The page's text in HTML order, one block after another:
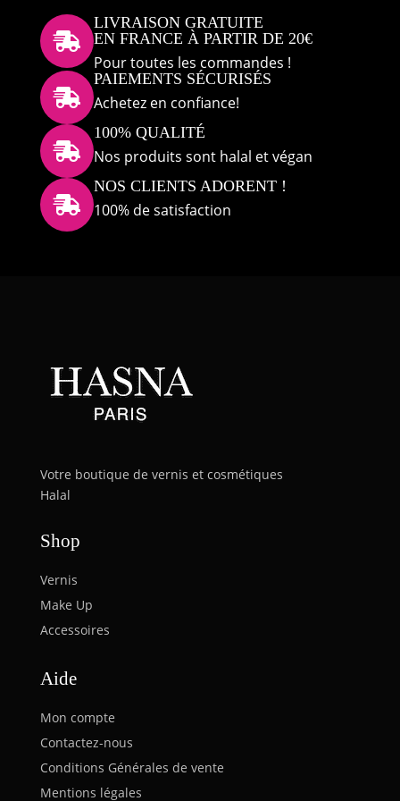

LIVRAISON GRATUITE
EN FRANCE À PARTIR DE 20€
Pour toutes les commandes !

PAIEMENTS SÉCURISÉS
Achetez en confiance!

100% QUALITÉ
Nos produits sont halal et végan

NOS CLIENTS ADORENT !
100% de satisfaction
Votre boutique de vernis et cosmétiques
Halal
Shop
Vernis
Make Up
Accessoires
Aide
Mon compte
Contactez-nous
Conditions Générales de vente
Mentions légales